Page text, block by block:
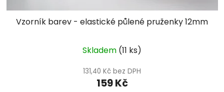
Vzorník barev - elastické půlené pruženky 12mm
Skladem (11 ks)
131,40 Kč bez DPH
159 Kč